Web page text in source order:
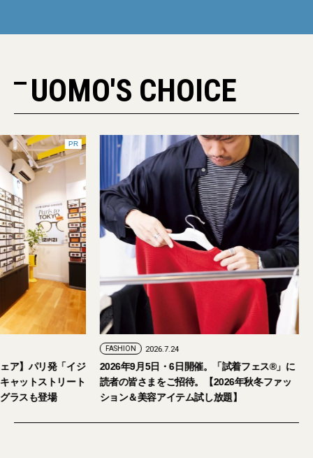
UOMO'S CHOICE
PR
ア】パリ発「イジ
ャットストリート
ラスも登場
FASHION 2026.7.24
2026年9月5日・6日開催。「試着フェス®︎」に
読者の皆さまをご招待。【2026年秋冬ファッ
ション＆美容アイテム試し放題】